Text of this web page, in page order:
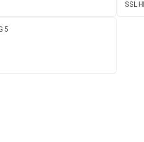
SSL
5